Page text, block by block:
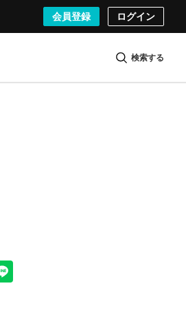
会員登録 ログイン
検索する